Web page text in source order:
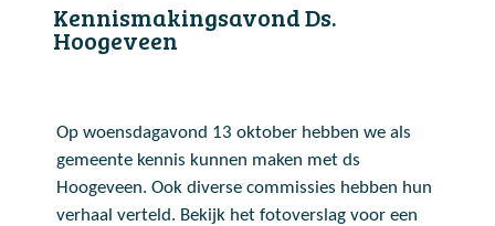
Kennismakingsavond Ds.
Hoogeveen
Op woensdagavond 13 oktober hebben we als
gemeente kennis kunnen maken met ds
Hoogeveen. Ook diverse commissies hebben hun
verhaal verteld. Bekijk het fotoverslag voor een